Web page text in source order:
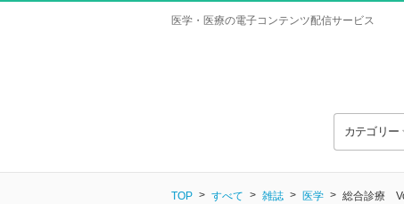
医学・医療の電子コンテンツ配信サービス
カテゴリー
TOP すべて 雑誌 医学 総合診療